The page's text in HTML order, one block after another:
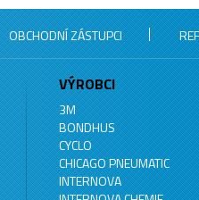
OBCHODNÍ ZÁSTUPCI
VÝROBCI
3M
BONDHUS
CYCLO
CHICAGO PNEUMATIC
INTERNOVA